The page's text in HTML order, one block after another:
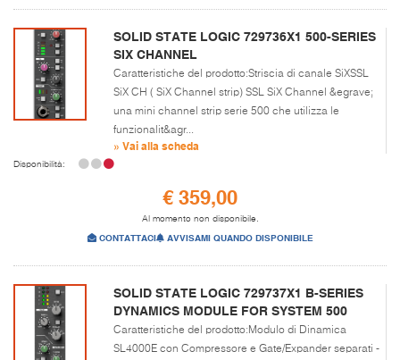
SOLID STATE LOGIC 729736X1 500-SERIES
SIX CHANNEL
Caratteristiche del prodotto:Striscia di canale SiXSSL
SiX CH ( SiX Channel strip) SSL SiX Channel &egrave;
una mini channel strip serie 500 che utilizza le
funzionalit&agr...
» Vai alla scheda
Disponibilità:
€ 359,00
Al momento non disponibile.
CONTATTACI AVVISAMI QUANDO DISPONIBILE
SOLID STATE LOGIC 729737X1 B-SERIES
DYNAMICS MODULE FOR SYSTEM 500
Caratteristiche del prodotto:Modulo di Dinamica
SL4000E con Compressore e Gate/Expander separati -